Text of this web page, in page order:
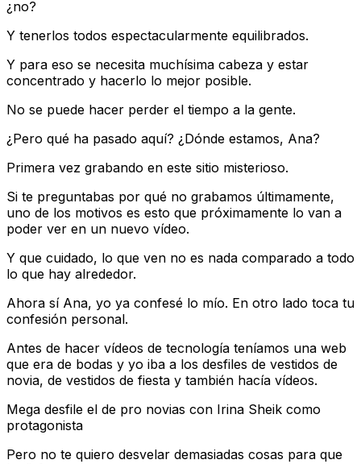
¿no?
Y tenerlos todos espectacularmente equilibrados.
Y para eso se necesita muchísima cabeza y estar
concentrado y hacerlo lo mejor posible.
No se puede hacer perder el tiempo a la gente.
¿Pero qué ha pasado aquí? ¿Dónde estamos, Ana?
Primera vez grabando en este sitio misterioso.
Si te preguntabas por qué no grabamos últimamente,
uno de los motivos es esto que próximamente lo van a
poder ver en un nuevo vídeo.
Y que cuidado, lo que ven no es nada comparado a todo
lo que hay alrededor.
Ahora sí Ana, yo ya confesé lo mío. En otro lado toca tu
confesión personal.
Antes de hacer vídeos de tecnología teníamos una web
que era de bodas y yo iba a los desfiles de vestidos de
novia, de vestidos de fiesta y también hacía vídeos.
Mega desfile el de pro novias con Irina Sheik como
protagonista
Pero no te quiero desvelar demasiadas cosas para que